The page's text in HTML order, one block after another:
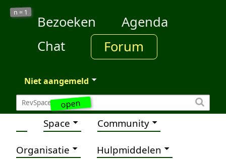
open
n = 1
Bezoeken
Agenda
Chat
Forum
Niet aangemeld
Space Community
Organisatie Hulpmiddelen